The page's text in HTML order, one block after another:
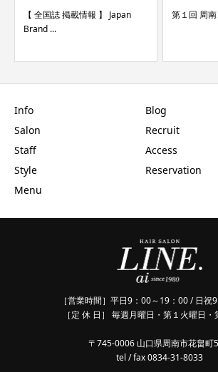
【 全国誌 掲載情報 】 Japan
Brand ...
第１回 周
Info
Salon
Staff
Style
Menu
Blog
Recruit
Access
Reservation
［営業時間］平日9：00～19：00 / 日祝
［定 休 日］ 毎週月曜日・第１火曜日・
〒745-0006 山口県周南市花畠町
tel / fax 0834-31-8033